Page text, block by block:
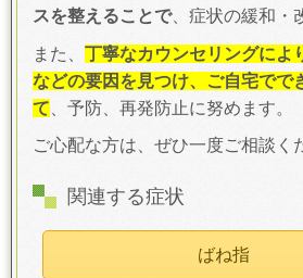
スを整えることで、症状の緩和・
また、 丁寧なカウンセリングによ
などの要因を見つけ、ご自宅でで
て 、予防、再発防止に努めます。
ご心配な方は、ぜひ一度ご相談く
関連する症状
ばね指